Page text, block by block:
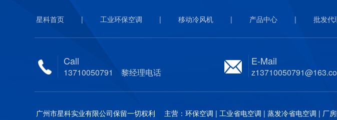
星科首页 | 工业环保空调 | 移动冷风机 | 产品中心 | 批发代
Call
13710050791 黎经理电话
E-Mail
广州市星科实业有限公司保留一切权利 主营：环保空调 | 工业省电空调 | 蒸发冷省电空调 | 厂